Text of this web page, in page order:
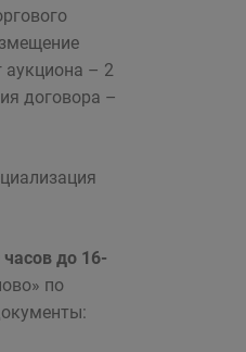
аукциона – 2
договора –
до 16-
по